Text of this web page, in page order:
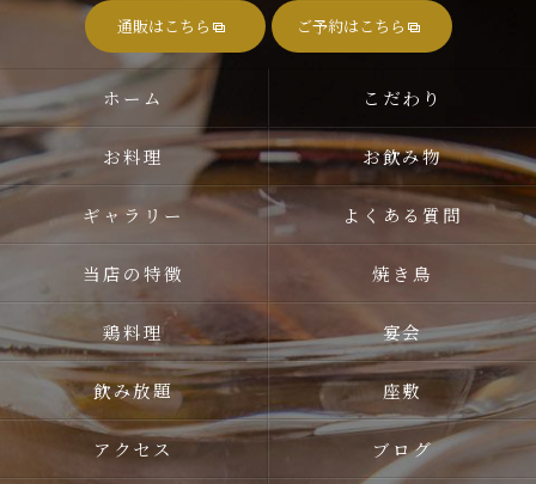
通販はこちら ご予約はこちら
ホーム こだわり
お料理 お飲み物
ギャラリー よくある質問
当店の特徴 焼き鳥
鶏料理 宴会
飲み放題 座敷
アクセス ブログ